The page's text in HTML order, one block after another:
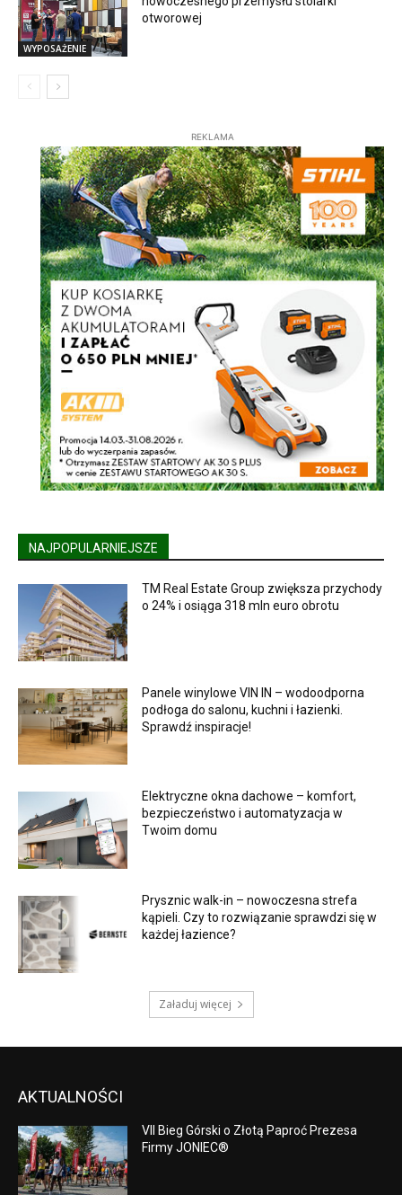
WYPOSAŻENIE
otworowej
REKLAMA
NAJPOPULARNIEJSZE
TM Real Estate Group zwiększa przychody
o 24% i osiąga 318 mln euro obrotu
Panele winylowe VIN IN – wodoodporna
podłoga do salonu, kuchni i łazienki.
Sprawdź inspiracje!
Elektryczne okna dachowe – komfort,
bezpieczeństwo i automatyzacja w
Twoim domu
Prysznic walk-in – nowoczesna strefa
kąpieli. Czy to rozwiązanie sprawdzi się w
każdej łazience?
Załaduj więcej
AKTUALNOŚCI
VII Bieg Górski o Złotą Paproć Prezesa
Firmy JONIEC®